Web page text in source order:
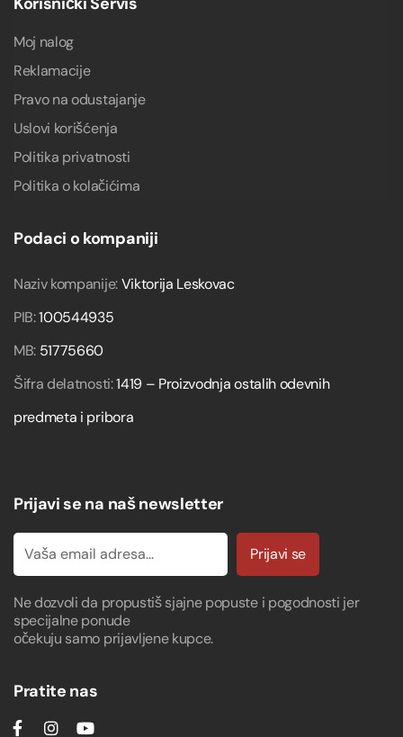
Moj nalog
Reklamacije
Pravo na odustajanje
Uslovi korišćenja
Politika privatnosti
Politika o kolačićima
Podaci o kompaniji
Naziv kompanije:Viktorija Leskovac
PIB:100544935
MB: 51775660
Šifra delatnosti:1419 – Proizvodnja ostalih odevnih
predmeta i pribora
Prijavi se na naš newsletter
Prijavi se
Ne dozvoli da propustiš sjajne popuste i pogodnosti jer
specijalne ponude
očekuju samo prijavljene kupce.
Pratite nas